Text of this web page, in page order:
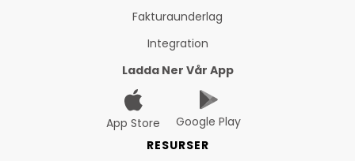
Fakturaunderlag
Integration
Ladda Ner Vår App
App Store
Google Play
RESURSER